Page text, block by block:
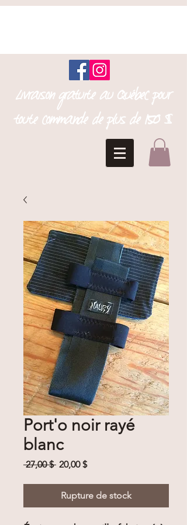
Livraison gratuite au Québec pour
toute commande de plus de 150 $
Port'o noir rayé
blanc
27,00 $ Prix
20,00 $Prix
Rupture de stock